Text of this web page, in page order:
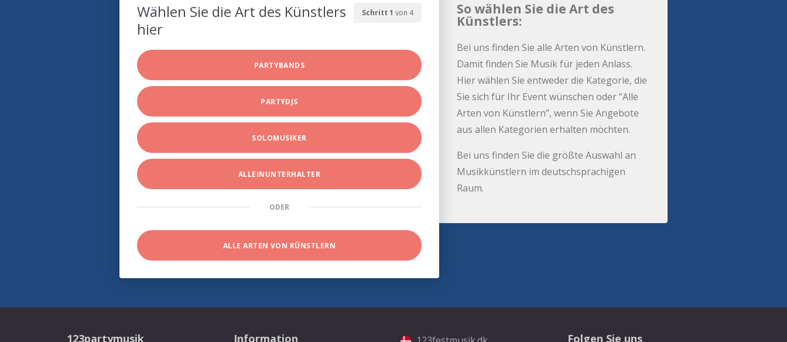
Schritt 1 von 4
Wählen Sie die Art des Künstlers
hier
PARTYBANDS
PARTYDJS
SOLOMUSIKER
ALLEINUNTERHALTER
ODER
ALLE ARTEN VON KÜNSTLERN
So wählen Sie die Art des
Künstlers:
Bei uns finden Sie alle Arten von Künstlern.
Damit finden Sie Musik für jeden Anlass.
Hier wählen Sie entweder die Kategorie, die
Sie sich für Ihr Event wünschen oder “Alle
Arten von Künstlern”, wenn Sie Angebote
aus allen Kategorien erhalten möchten.
Bei uns finden Sie die größte Auswahl an
Musikkünstlern im deutschsprachigen
Raum.
123partymusik Information Folgen Sie uns